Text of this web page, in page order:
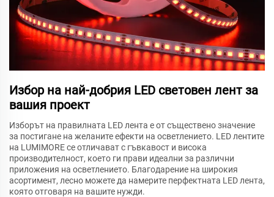
Избор на най-добрия LED световен лент за
вашия проект
Изборът на правилната LED лента е от съществено значение
за постигане на желаните ефекти на осветлението. LED лентите
на LUMIMORE се отличават с гъвкавост и висока
производителност, което ги прави идеални за различни
приложения на осветлението. Благодарение на широкия
асортимент, лесно можете да намерите перфектната LED лента,
която отговаря на вашите нужди.